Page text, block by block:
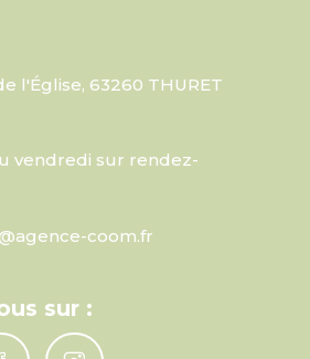
l'Église, 63260 THURET
vendredi sur rendez-
coom.fr
sur :